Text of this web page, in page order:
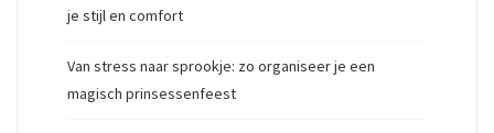
je stijl en comfort
Van stress naar sprookje: zo organiseer je een
magisch prinsessenfeest